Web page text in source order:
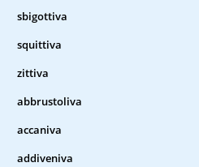
sbigottiva
squittiva
zittiva
abbrustoliva
accaniva
addiveniva